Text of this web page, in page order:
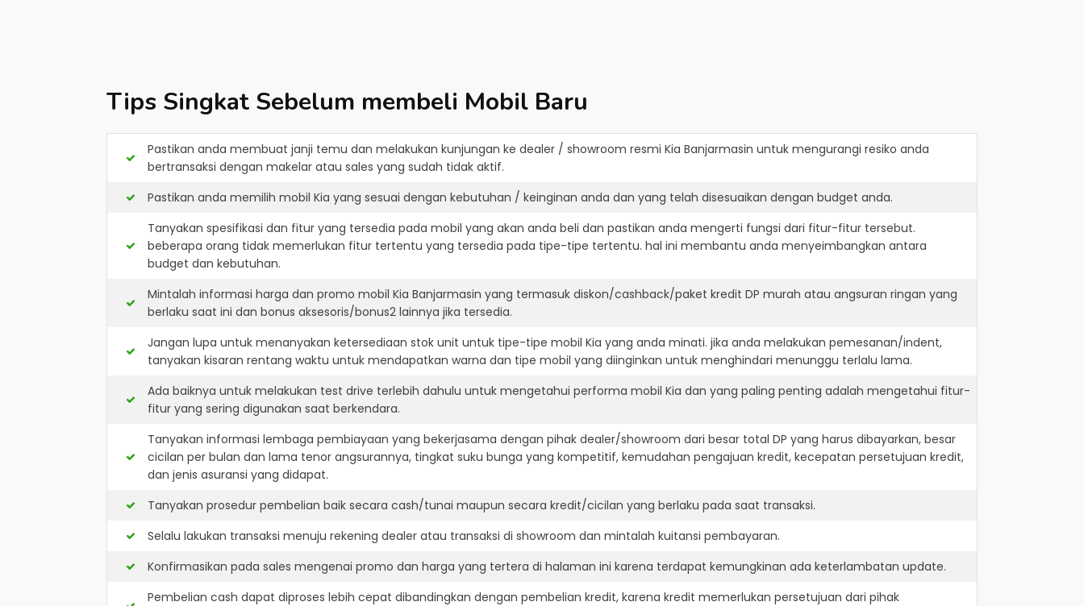
Tips Singkat Sebelum membeli Mobil Baru
Pastikan anda membuat janji temu dan melakukan kunjungan ke dealer / showroom resmi Kia Banjarmasin untuk mengurangi resiko anda
bertransaksi dengan makelar atau sales yang sudah tidak aktif.
Pastikan anda memilih mobil Kia yang sesuai dengan kebutuhan / keinginan anda dan yang telah disesuaikan dengan budget anda.
Tanyakan spesifikasi dan fitur yang tersedia pada mobil yang akan anda beli dan pastikan anda mengerti fungsi dari fitur-fitur tersebut.
beberapa orang tidak memerlukan fitur tertentu yang tersedia pada tipe-tipe tertentu. hal ini membantu anda menyeimbangkan antara
budget dan kebutuhan.
Mintalah informasi harga dan promo mobil Kia Banjarmasin yang termasuk diskon/cashback/paket kredit DP murah atau angsuran ringan yang
berlaku saat ini dan bonus aksesoris/bonus2 lainnya jika tersedia.
Jangan lupa untuk menanyakan ketersediaan stok unit untuk tipe-tipe mobil Kia yang anda minati. jika anda melakukan pemesanan/indent,
tanyakan kisaran rentang waktu untuk mendapatkan warna dan tipe mobil yang diinginkan untuk menghindari menunggu terlalu lama.
Ada baiknya untuk melakukan test drive terlebih dahulu untuk mengetahui performa mobil Kia dan yang paling penting adalah mengetahui fitur-
fitur yang sering digunakan saat berkendara.
Tanyakan informasi lembaga pembiayaan yang bekerjasama dengan pihak dealer/showroom dari besar total DP yang harus dibayarkan, besar
cicilan per bulan dan lama tenor angsurannya, tingkat suku bunga yang kompetitif, kemudahan pengajuan kredit, kecepatan persetujuan kredit,
dan jenis asuransi yang didapat.
Tanyakan prosedur pembelian baik secara cash/tunai maupun secara kredit/cicilan yang berlaku pada saat transaksi.
Selalu lakukan transaksi menuju rekening dealer atau transaksi di showroom dan mintalah kuitansi pembayaran.
Konfirmasikan pada sales mengenai promo dan harga yang tertera di halaman ini karena terdapat kemungkinan ada keterlambatan update.
Pembelian cash dapat diproses lebih cepat dibandingkan dengan pembelian kredit, karena kredit memerlukan persetujuan dari pihak